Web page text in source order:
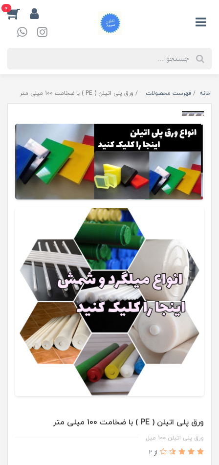
0
خانه فهرست محصولات ورق پلی اتیلن ( PE ) با ضخامت 100 میلی متر
ورق پلی اتیلن ( PE ) با ضخامت 100 میلی متر
ورق پلی اتیلن 100 میل
از 2